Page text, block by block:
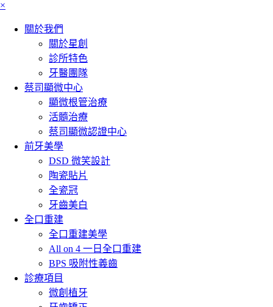
×
關於我們
關於星創
診所特色
牙醫團隊
蔡司顯微中心
顯微根管治療
活髓治療
蔡司顯微認證中心
前牙美學
DSD 微笑設計
陶瓷貼片
全瓷冠
牙齒美白
全口重建
全口重建美學
All on 4 一日全口重建
BPS 吸附性義齒
診療項目
微創植牙